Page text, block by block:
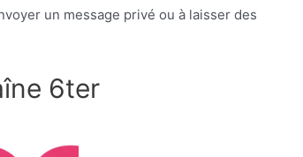
un message privé ou à laisser des
6ter